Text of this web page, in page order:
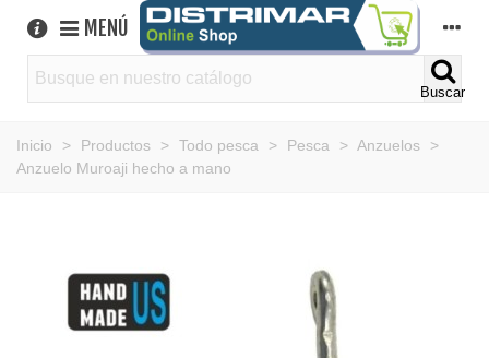
MENÚ
Buscar
Inicio > Productos > Todo pesca > Pesca > Anzuelos
>
Anzuelo Muroaji hecho a mano